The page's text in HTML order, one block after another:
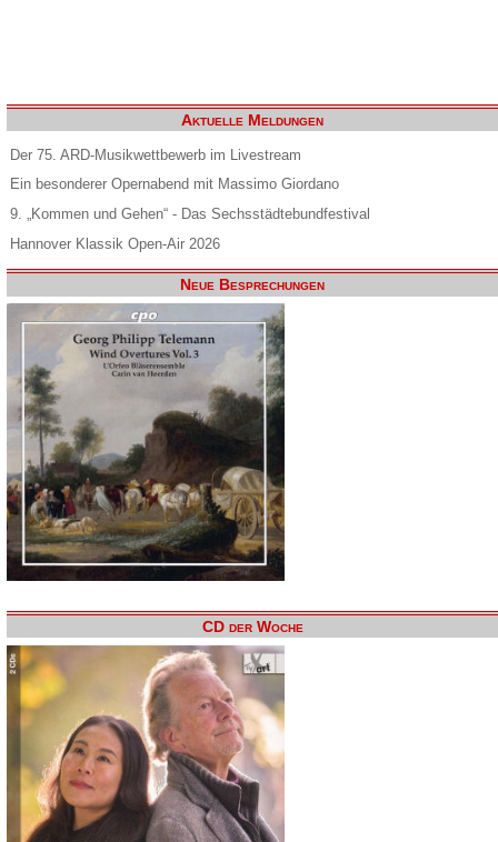
Aktuelle Meldungen
Der 75. ARD-Musikwettbewerb im Livestream
Ein besonderer Opernabend mit Massimo Giordano
9. „Kommen und Gehen“ - Das Sechsstädtebundfestival
Hannover Klassik Open-Air 2026
Neue Besprechungen
CD der Woche